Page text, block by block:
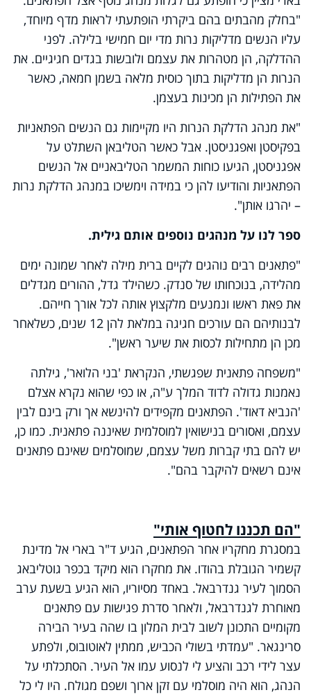
"בחלק מהבתים בהם ביקרתי הופתעתי לראות מדף מיוחד,
עליו הנשים מדליקות נרות מדי יום חמישי בלילה. לפני
ההדלקה, הן מטהרות את עצמם ולובשות בגדים חגיגיים. את
הנרות הן מדליקות בתוך כוסית מלאה בשמן חמאה, כאשר
את הפתילות הן מכינות בעצמן.
"את מנהג הדלקת הנרות היו מקיימות גם הנשים הפתאניות
בפקיסטן ואפגניסטן. אבל כאשר הטליבאן השתלט על
אפגניסטן, הגיעו כוחות המשמר הטליבאניים אל הנשים
הפתאניות והודיעו להן כי במידה וימשיכו במנהג הדלקת נרות
– יהרגו אותן".
ספר לנו על מנהגים נוספים אותם גילית.
"פתאנים רבים נוהגים לקיים ברית מילה לאחר שמונה ימים
מהלידה, בנוכחותו של סנדק. כשהילד גדל, ההורים מגדלים
את פאת ראשו ונמנעים מלקצוץ אותה לכל אורך חייהם.
לבנותיהם הם עורכים חגיגה במלאת להן 12 שנים, כשלאחר
מכן הן מתחילות לכסות את שיער ראשן".
"משפחה פתאנית שפגשתי, הנקראת 'בני הלואר', גילתה
נאמנות גדולה לדוד המלך ע"ה, או כפי שהוא נקרא אצלם
'הנביא דאוד'. הפתאנים מקפידים להינשא אך ורק בינם לבין
עצמם, ואסורים בנישואין למוסלמית שאיננה פתאנית. כמו כן,
יש להם בתי קברות משל עצמם, שמוסלמים שאינם פתאנים
אינם רשאים להיקבר בהם".
"הם תכננו לחטוף אותי"
במסגרת מחקריו אחר הפתאנים, הגיע ד"ר בארי אל מדינת
קשמיר הגובלת בהודו. את מחקרו הוא מיקד בכפר גוטליבאג
הסמוך לעיר גנדרבאל. באחד מסיוריו, הוא הגיע בשעת ערב
מאוחרת לגנדרבאל, ולאחר סדרת פגישות עם פתאנים
מקומיים התכונן לשוב לבית המלון בו שהה בעיר הבירה
סרינגאר. "עמדתי בשולי הכביש, ממתין לאוטובוס, ולפתע
עצר לידי רכב והציע לי לנסוע עמו אל העיר. הסתכלתי על
הנהג, הוא היה מוסלמי עם זקן ארוך ושפם מגולח. היו לי כל